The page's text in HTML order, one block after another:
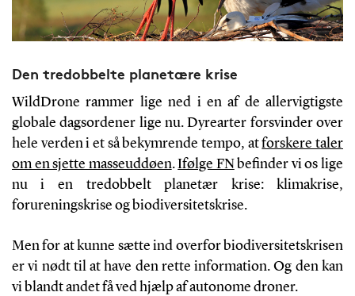
Den tredobbelte planetære krise
WildDrone rammer lige ned i en af de allervigtigste
globale dagsordener lige nu. Dyrearter forsvinder over
hele verden i et så bekymrende tempo, atforskere taler
om en sjette masseuddøen.Ifølge FN befinder vi os lige
nu i en tredobbelt planetær krise: klimakrise,
forureningskrise og biodiversitetskrise.
Men for at kunne sætte ind overfor biodiversitetskrisen
er vi nødt til at have den rette information. Og den kan
vi blandt andet få ved hjælp af autonome droner.